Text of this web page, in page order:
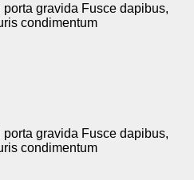
gravida Fusce dapibus,
condimentum
gravida Fusce dapibus,
condimentum